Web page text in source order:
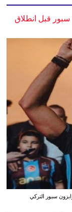
قبل انطلاق
سبور التركي